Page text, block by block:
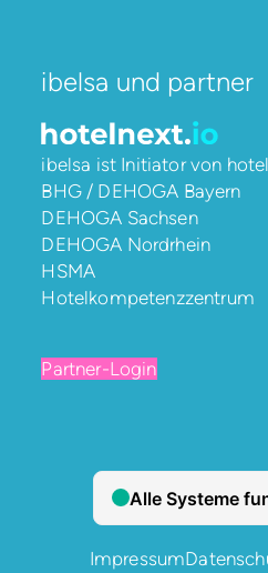
ibelsa und partner
ibelsa ist Initiator von
BHG / DEHOGA Bayern
DEHOGA Sachsen
DEHOGA Nordrhein
HSMA
Hotelkompetenzzentrum
Partner-Login
Impressum